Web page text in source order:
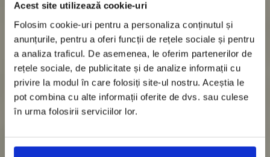
Acest site utilizează cookie-uri
Folosim cookie-uri pentru a personaliza conținutul și
anunțurile, pentru a oferi funcții de rețele sociale și pentru
a analiza traficul. De asemenea, le oferim partenerilor de
rețele sociale, de publicitate și de analize informații cu
privire la modul în care folosiți site-ul nostru. Aceștia le
pot combina cu alte informații oferite de dvs. sau culese
în urma folosirii serviciilor lor.